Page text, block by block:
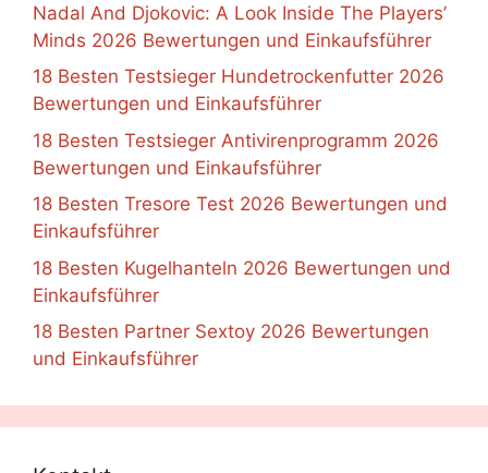
Nadal And Djokovic: A Look Inside The Players’
Minds 2026 Bewertungen und Einkaufsführer
18 Besten Testsieger Hundetrockenfutter 2026
Bewertungen und Einkaufsführer
18 Besten Testsieger Antivirenprogramm 2026
Bewertungen und Einkaufsführer
18 Besten Tresore Test 2026 Bewertungen und
Einkaufsführer
18 Besten Kugelhanteln 2026 Bewertungen und
Einkaufsführer
18 Besten Partner Sextoy 2026 Bewertungen
und Einkaufsführer